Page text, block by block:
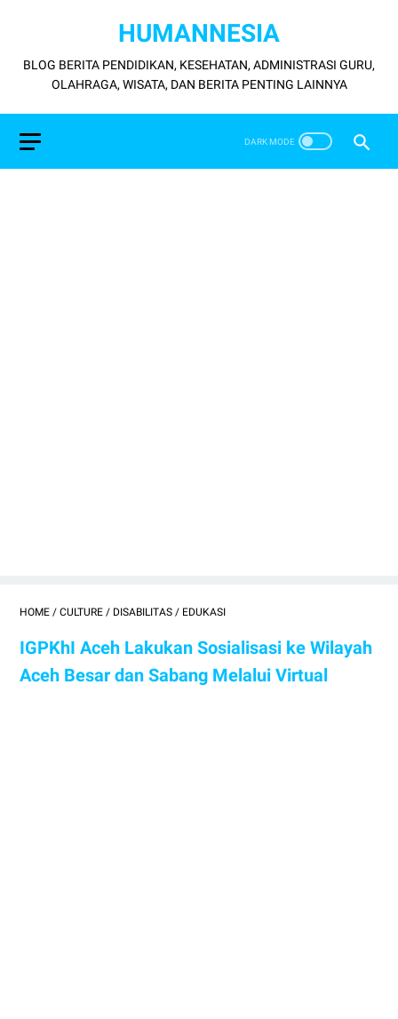
HUMANNESIA
BLOG BERITA PENDIDIKAN, KESEHATAN, ADMINISTRASI GURU,
OLAHRAGA, WISATA, DAN BERITA PENTING LAINNYA
HOME / CULTURE / DISABILITAS / EDUKASI
IGPKhI Aceh Lakukan Sosialisasi ke Wilayah
Aceh Besar dan Sabang Melalui Virtual